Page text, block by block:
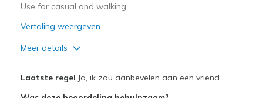
Use for casual and walking.
Vertaling weergeven
Meer details
Laatste regel Ja, ik zou aanbevelen aan een vriend